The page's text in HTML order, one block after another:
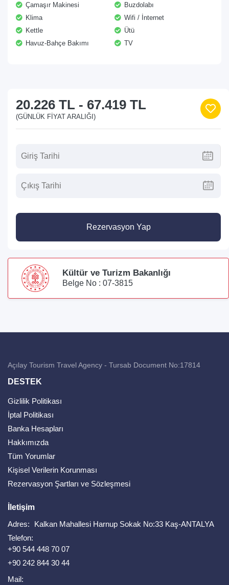
Çamaşır Makinesi
Buzdolabı
Klima
Wifi / İnternet
Kettle
Ütü
Havuz-Bahçe Bakımı
TV
20.226 TL - 67.419 TL
(GÜNLÜK FIYAT ARALIĞI)
Rezervasyon Yap
Kültür ve Turizm Bakanlığı
Belge No : 07-3815
Açılay Tourism Travel Agency - Tursab Document No:17814
DESTEK
Gizlilik Politikası
İptal Politikası
Banka Hesapları
Hakkımızda
Tüm Yorumlar
Kişisel Verilerin Korunması
Rezervasyon Şartları ve Sözleşmesi
İletişim
Adres:
Kalkan Mahallesi Harnup Sokak No:33 Kaş-ANTALYA
Telefon:
+90 544 448 70 07
+90 242 844 30 44
Mail: